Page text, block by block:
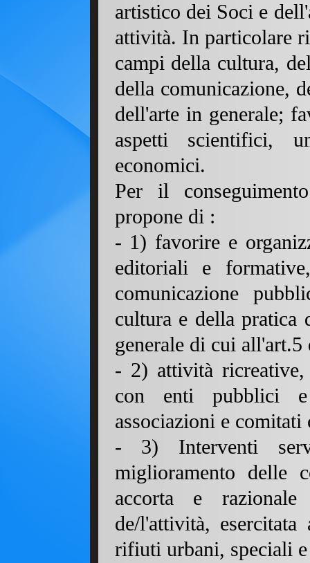
artistico dei Soci e
attività. In particolare
campi della cultura,
della comunicazione,
dell'arte in generale;
aspetti scientifici,
Per il
- 1) favorire e
editoriali e
comunicazione
cultura e della pratica
generale di cui
- 2) attività ricreative,
con enti pubblici e
associazioni e
- 3) Interventi
miglioramento delle
accorta e
de/l'attività,
rifiuti urbani, speciali